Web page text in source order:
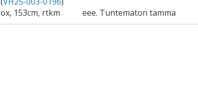
ox, 153cm, rtkm
eee. Tuntematon tamma